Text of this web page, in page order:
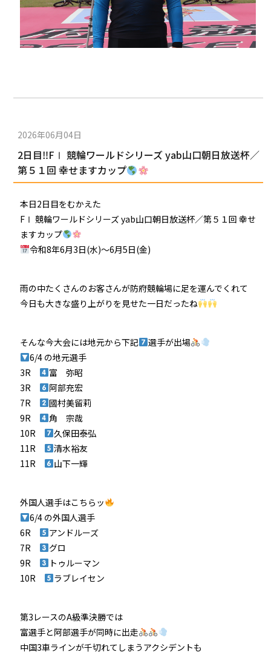
2026年06月04日
2日目‼FⅠ 競輪ワールドシリーズ yab山口朝日放送杯／
第５１回 幸せますカップ
本日2日目をむかえた
FⅠ 競輪ワールドシリーズ yab山口朝日放送杯／第５１回 幸せ
ますカップ
令和8年6月3日(水)〜6月5日(金)
雨の中たくさんのお客さんが防府競輪場に足を運んでくれて
今日も大きな盛り上がりを見せた一日だったね
そんな今大会には地元から下記
選手が出場
6/4 の地元選手
3R
富 弥昭
3R
阿部充宏
7R
國村美留莉
9R
角 宗哉
10R
久保田泰弘
11R
清水裕友
11R
山下一輝
外国人選手はこちらッ
6/4 の外国人選手
6R
アンドルーズ
7R
グロ
9R
トゥルーマン
10R
ラブレイセン
第3レースのA級準決勝では
富選手と阿部選手が同時に出走
中国3車ラインが千切れてしまうアクシデントも